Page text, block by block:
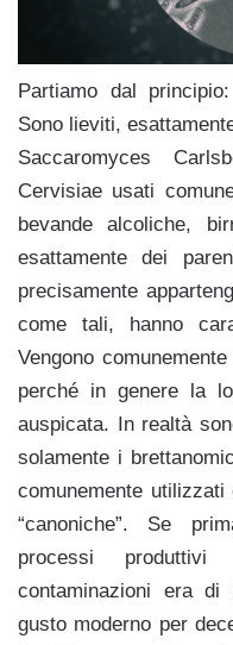
Partiamo dal
Sono lieviti,
Saccaromyces
Cervisiae usati
bevande alcoliche,
esattamente dei
precisamente
come tali, hanno
Vengono
perché in genere la
auspicata. In realtà
solamente i
comunemente
“canoniche”. Se
processi
contaminazioni era
gusto moderno per